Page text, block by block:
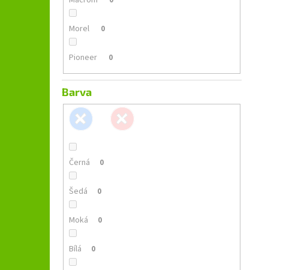
Morel 0
Pioneer 0
Barva
Černá 0
Šedá 0
Moká 0
Bílá 0